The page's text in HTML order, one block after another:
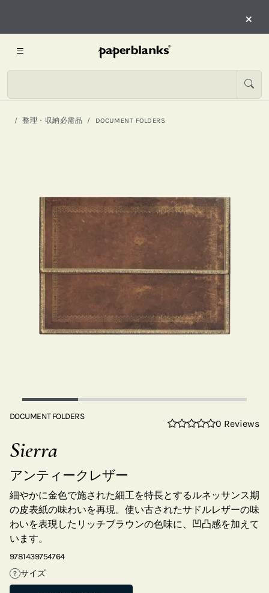
×
整理・収納必需品 DOCUMENT FOLDERS
DOCUMENT FOLDERS
0 Reviews
Sierra
アンティークレザー
細やかに金色で施された細工を特長とするルネッサンス期
の皮表紙の味わいを再現。使い古されたサドルレザーの味
わいを表現したリッチブラウンの色味に、凹凸感を加えて
います。
9781439754764
? サイズ